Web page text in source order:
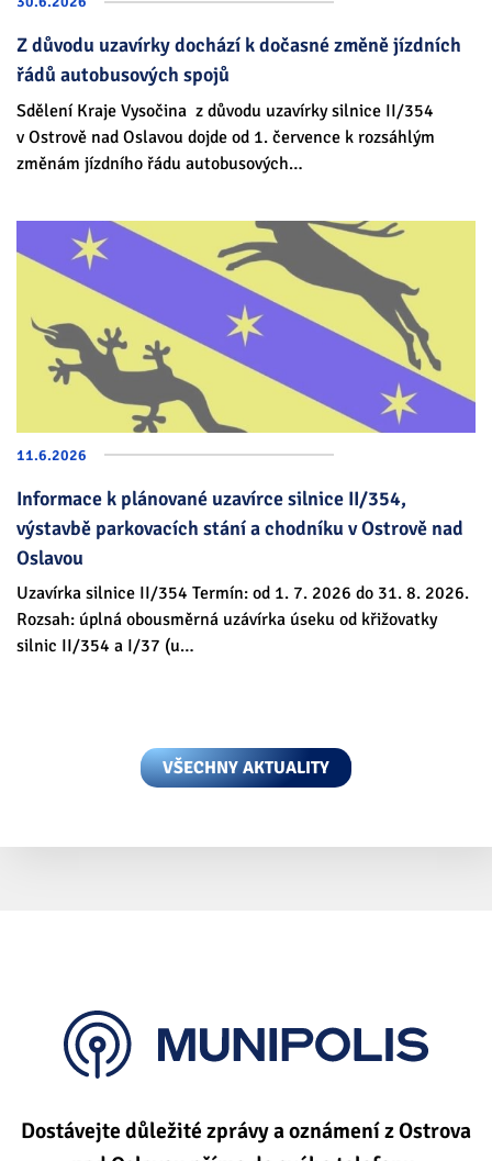
Z důvodu uzavírky dochází k dočasné změně jízdních
řádů autobusových spojů
Sdělení Kraje Vysočina z důvodu uzavírky silnice II/354
v Ostrově nad Oslavou dojde od 1. července k rozsáhlým
změnám jízdního řádu autobusových…
11.6.2026
Informace k plánované uzavírce silnice II/354,
výstavbě parkovacích stání a chodníku v Ostrově nad
Oslavou
Uzavírka silnice II/354 Termín: od 1. 7. 2026 do 31. 8. 2026.
Rozsah: úplná obousměrná uzávírka úseku od křižovatky
silnic II/354 a I/37 (u…
VŠECHNY AKTUALITY
Dostávejte důležité zprávy a oznámení z Ostrova